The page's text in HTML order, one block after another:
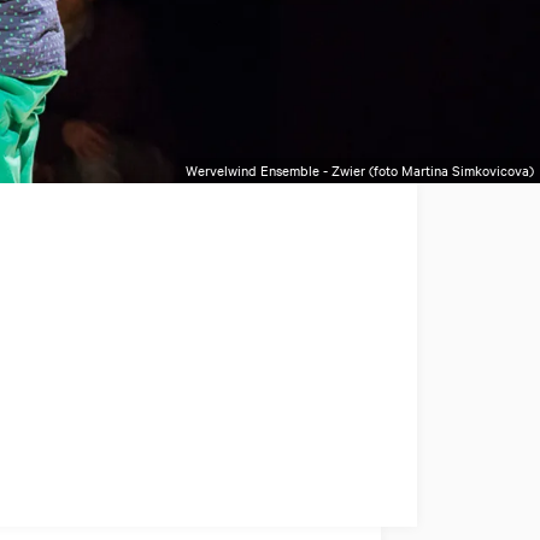
Wervelwind Ensemble - Zwier (foto Martina Simkovicova)